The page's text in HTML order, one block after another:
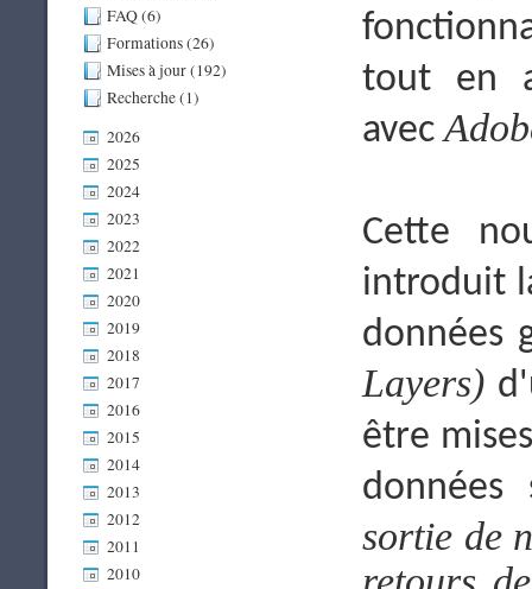
FAQ (6)
Formations (26)
Mises à jour (192)
Recherche (1)
2026
2025
2024
2023
2022
2021
2020
2019
2018
2017
2016
2015
2014
2013
2012
2011
2010
tout en
avec
Cette
introduit
données
Layers)
être
données
sortie de